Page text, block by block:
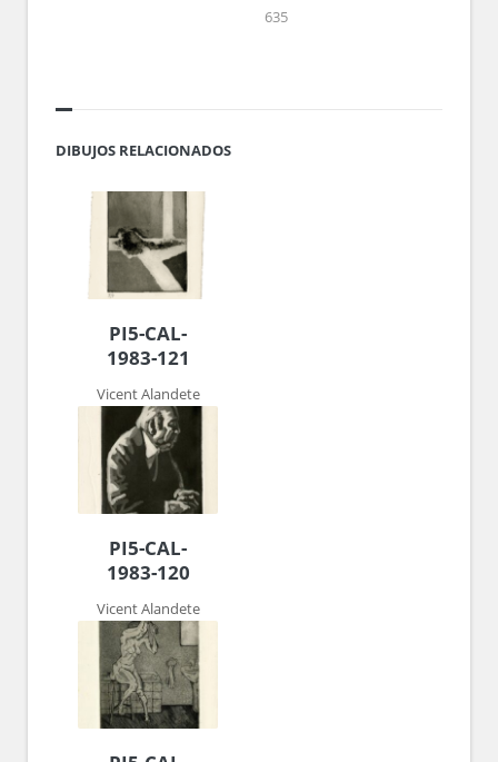
635
DIBUJOS RELACIONADOS
PI5-CAL-
1983-121
Vicent Alandete
PI5-CAL-
1983-120
Vicent Alandete